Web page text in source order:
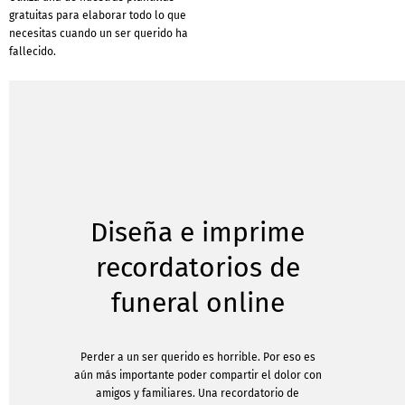
gratuitas para elaborar todo lo que
necesitas cuando un ser querido ha
fallecido.
Diseña e imprime
recordatorios de
funeral online
Perder a un ser querido es horrible. Por eso es
aún más importante poder compartir el dolor con
amigos y familiares. Una recordatorio de